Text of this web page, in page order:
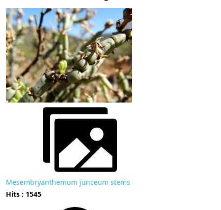
Mesembryanthemum junceum stems
Hits : 1545